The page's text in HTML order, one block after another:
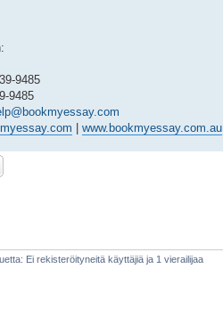
9485
9485
| www.bookmyessay.com.au
Ei rekisteröityneitä käyttäjiä ja 1 vierailijaa